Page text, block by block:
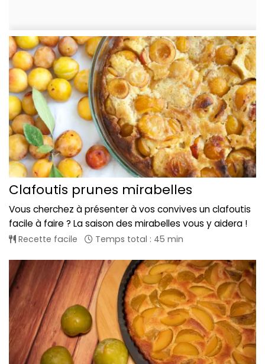
Clafoutis prunes mirabelles
Vous cherchez à présenter à vos convives un clafoutis
facile à faire ? La saison des mirabelles vous y aidera !
Recette facile Temps total : 45 min